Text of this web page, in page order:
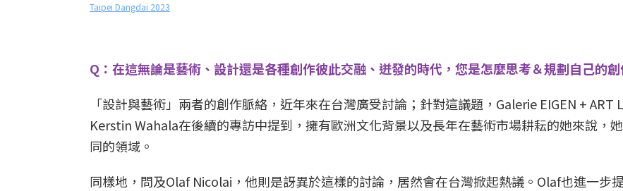
Taipei Dangdai 2023
Q：在這無論是藝術、設計還是各種創作彼此交融、迸發的時代，您是怎麼思考＆規劃自己的創
「設計與藝術」兩者的創作脈絡，近年來在台灣廣受討論；針對這議題，Galerie EIGEN + ART
Kerstin Wahala在後續的專訪中提到，擁有歐洲文化背景以及長年在藝術市場耕耘的她來說，
同的領域。
同樣地，問及Olaf Nicolai，他則是訝異於這樣的討論，居然會在台灣掀起熱議。Olaf也進一步